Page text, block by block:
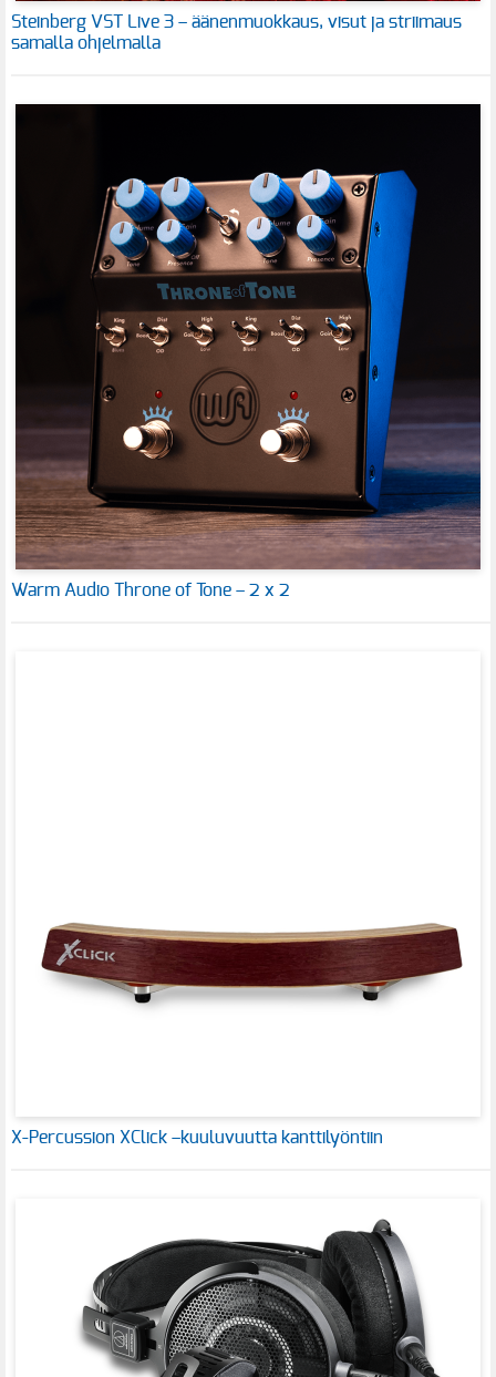
Steinberg VST Live 3 – äänenmuokkaus, visut ja striimaus
samalla ohjelmalla
Warm Audio Throne of Tone – 2 x 2
X-Percussion XClick –kuuluvuutta kanttilyöntiin